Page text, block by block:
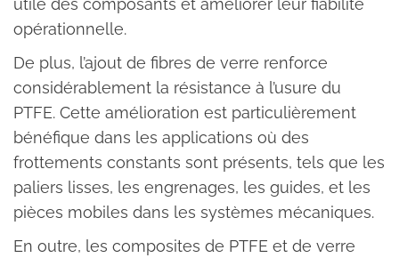
utile des composants et améliorer leur fiabilité
opérationnelle.
De plus, l’ajout de fibres de verre renforce
considérablement la résistance à l’usure du
PTFE. Cette amélioration est particulièrement
bénéfique dans les applications où des
frottements constants sont présents, tels que les
paliers lisses, les engrenages, les guides, et les
pièces mobiles dans les systèmes mécaniques.
En outre, les composites de PTFE et de verre